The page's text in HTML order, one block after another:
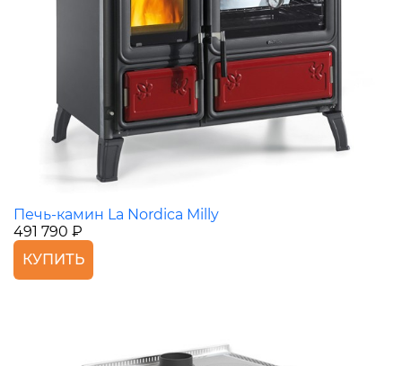
Печь-камин La Nordica Milly
491 790 ₽
КУПИТЬ